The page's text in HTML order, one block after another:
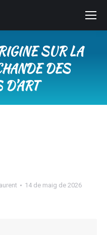
SUR LA
DES
laurent 14 de maig de 2026